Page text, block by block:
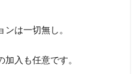
は一切無し。
加入も任意です。